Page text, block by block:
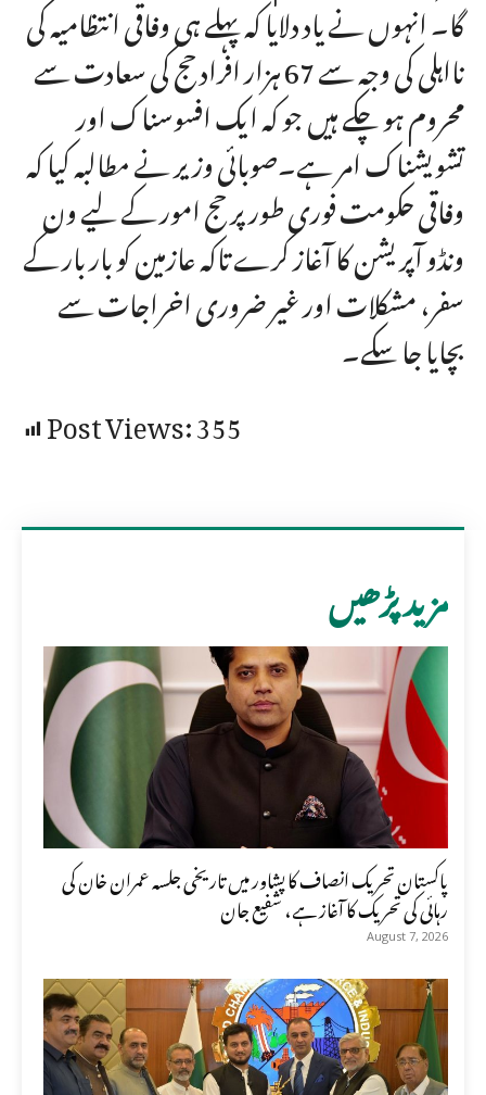
گا۔ انہوں نے یاد دلایا کہ پہلے ہی وفاقی انتظامیہ کی
نااہلی کی وجہ سے 67 ہزار افراد حج کی سعادت سے
محروم ہو چکے ہیں جو کہ ایک افسوسناک اور
تشویشناک امر ہے۔صوبائی وزیر نے مطالبہ کیا کہ
وفاقی حکومت فوری طور پر حج امور کے لیے ون
ونڈو آپریشن کا آغاز کرے تاکہ عازمین کو بار بار کے
سفر، مشکلات اور غیر ضروری اخراجات سے
بچایا جا سکے۔
Post Views:355
مزید پڑھیں
پاکستان تحریک انصاف کا پشاور میں تاریخی جلسہ عمران خان کی
رہائی کی تحریک کا آغاز ہے، شفیع جان
August 7, 2026